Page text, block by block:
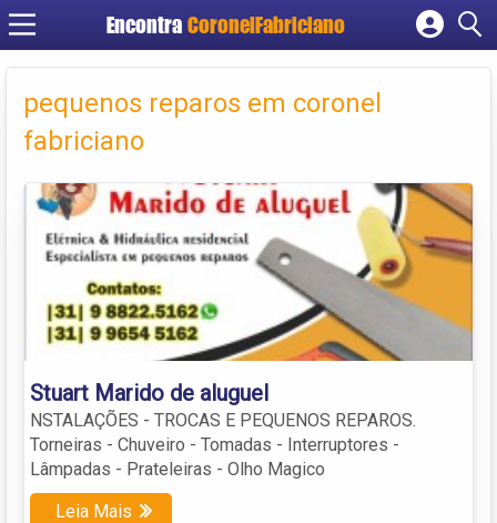
Encontra CoronelFabriciano
Cadastrar empresa
Criar conta
pequenos reparos em coronel
fabriciano
Stuart Marido de aluguel
NSTALAÇÕES - TROCAS E PEQUENOS REPAROS.
Torneiras - Chuveiro - Tomadas - Interruptores -
Lâmpadas - Prateleiras - Olho Magico
Leia Mais